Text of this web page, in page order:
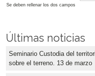
Se deben rellenar los dos campos
Últimas noticias
Seminario Custodia del
sobre el terreno. 13 de marzo